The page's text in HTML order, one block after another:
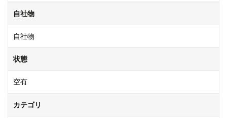
自社物
自社物
状態
空有
カテゴリ